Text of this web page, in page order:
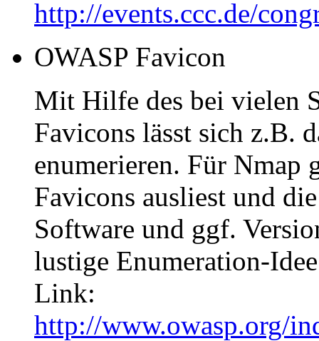
http://events.ccc.de/
OWASP Favicon
Mit Hilfe des bei vielen
Favicons lässt sich z.B.
enumerieren. Für Nmap
Favicons ausliest und
Software und ggf.
lustige Enumeration-
Link:
http://www.owasp.org/